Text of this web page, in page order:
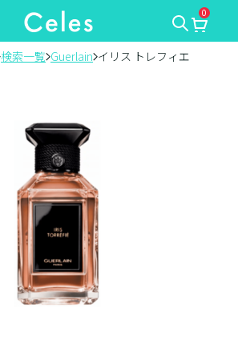
0
検索一覧 Guerlain イリス トレフィエ